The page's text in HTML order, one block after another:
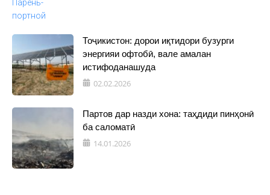
Тоҷикистон: дорои иқтидори бузурги
энергияи офтобӣ, вале амалан
истифоданашуда
02.02.2026
Партов дар назди хона: таҳдиди пинҳонӣ
ба саломатӣ
14.01.2026